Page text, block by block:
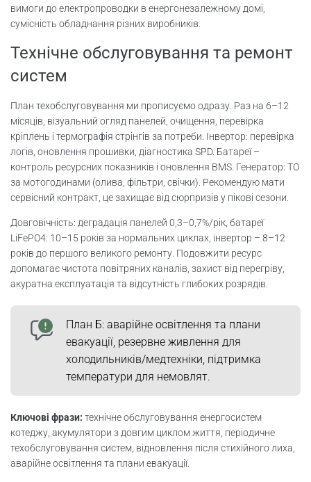
вимоги до електропроводки в енергонезалежному домі,
сумісність обладнання різних виробників.
Технічне обслуговування та ремонт
систем
План техобслуговування ми прописуємо одразу. Раз на 6–12
місяців, візуальний огляд панелей, очищення, перевірка
кріплень і термографія стрінгів за потреби. Інвертор: перевірка
логів, оновлення прошивки, діагностика SPD. Батареї –
контроль ресурсних показників і оновлення BMS. Генератор: ТО
за мотогодинами (олива, фільтри, свічки). Рекомендую мати
сервісний контракт, це захищає від сюрпризів у пікові сезони.
Довговічність: деградація панелей 0,3–0,7%/рік, батареї
LiFePO4: 10–15 років за нормальних циклах, інвертор – 8–12
років до першого великого ремонту. Подовжити ресурс
допомагає чистота повітряних каналів, захист від перегріву,
акуратна експлуатація та відсутність глибоких розрядів.
План Б: аварійне освітлення та плани
евакуації, резервне живлення для
холодильників/медтехніки, підтримка
температури для немовлят.
Ключові фрази: технічне обслуговування енергосистем
котеджу, акумулятори з довгим циклом життя, періодичне
техобслуговування систем, відновлення після стихійного лиха,
аварійне освітлення та плани евакуації.